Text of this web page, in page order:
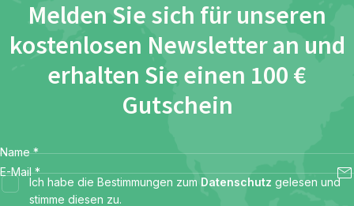
Melden Sie sich für unseren
kostenlosen Newsletter an und
erhalten Sie einen 100 €
Gutschein
Name *
E-Mail *
Ich habe die Bestimmungen zum Datenschutz gelesen und
stimme diesen zu.